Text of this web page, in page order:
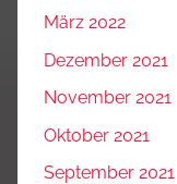
März 2022
Dezember 2021
November 2021
Oktober 2021
September 2021